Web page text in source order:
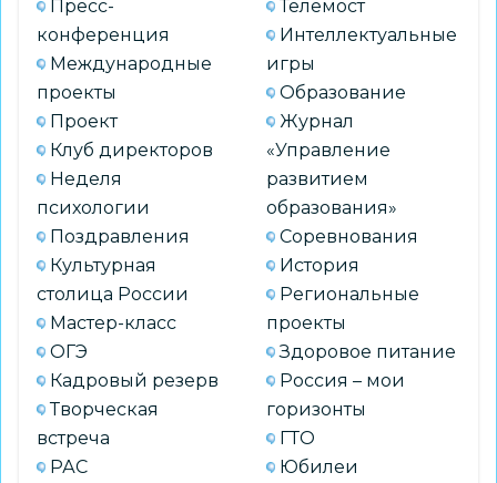
Пресс-
конференция
Международные
проекты
Проект
Клуб директоров
Неделя
психологии
Поздравления
Культурная
столица России
Мастер-класс
ОГЭ
Кадровый резерв
Творческая
встреча
РАС
Телемост
Интеллектуальные
игры
Образование
Журнал
«Управление
развитием
образования»
Соревнования
История
Региональные
проекты
Здоровое питание
Россия – мои
горизонты
ГТО
Юбилеи